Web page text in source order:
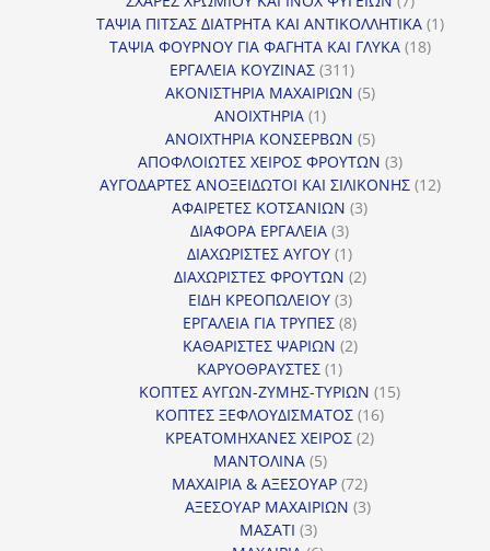
προϊόντα
ΤΑΨΙΑ ΠΙΤΣΑΣ ΔΙΑΤΡΗΤΑ ΚΑΙ ΑΝΤΙΚΟΛΛΗΤΙΚΑ 11
ΤΑΨΙΑ ΦΟΥΡΝΟΥ ΓΙΑ ΦΑΓΗΤΑ ΚΑΙ ΓΛΥΚΑ 1818
ΕΡΓΑΛΕΙΑ ΚΟΥΖΙΝΑΣ 311311
προϊόντα
ΑΚΟΝΙΣΤΗΡΙΑ ΜΑΧΑΙΡΙΩΝ 55
ΑΝΟΙΧΤΗΡΙΑ 11
προϊόν
ΑΝΟΙΧΤΗΡΙΑ ΚΟΝΣΕΡΒΩΝ 55
προϊόντα
ΑΠΟΦΛΟΙΩΤΕΣ ΧΕΙΡΟΣ ΦΡΟΥΤΩΝ 33
προϊόντα
ΑΥΓΟΔΑΡΤΕΣ ΑΝΟΞΕΙΔΩΤΟΙ ΚΑΙ ΣΙΛΙΚΟΝΗΣ 1212
ΑΦΑΙΡΕΤΕΣ ΚΟΤΣΑΝΙΩΝ 33
ΔΙΑΦΟΡΑ ΕΡΓΑΛΕΙΑ 33
προϊόντα
ΔΙΑΧΩΡΙΣΤΕΣ ΑΥΓΟΥ 11
προϊόν
ΔΙΑΧΩΡΙΣΤΕΣ ΦΡΟΥΤΩΝ 22
ΕΙΔΗ ΚΡΕΟΠΩΛΕΙΟΥ 33
προϊόντα
ΕΡΓΑΛΕΙΑ ΓΙΑ ΤΡΥΠΕΣ 88
προϊόντα
ΚΑΘΑΡΙΣΤΕΣ ΨΑΡΙΩΝ 22
ΚΑΡΥΟΘΡΑΥΣΤΕΣ 11
προϊόν
ΚΟΠΤΕΣ ΑΥΓΩΝ-ΖΥΜΗΣ-ΤΥΡΙΩΝ 1515
ΚΟΠΤΕΣ ΞΕΦΛΟΥΔΙΣΜΑΤΟΣ 1616
ΚΡΕΑΤΟΜΗΧΑΝΕΣ ΧΕΙΡΟΣ 22
ΜΑΝΤΟΛΙΝΑ 55
προϊόντα
ΜΑΧΑΙΡΙΑ & ΑΞΕΣΟΥΑΡ 7272
προϊόντα
ΑΞΕΣΟΥΑΡ ΜΑΧΑΙΡΙΩΝ 33
ΜΑΣΑΤΙ 33